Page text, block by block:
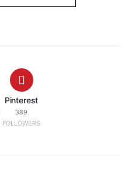
Pinterest
389
FOLLOWERS